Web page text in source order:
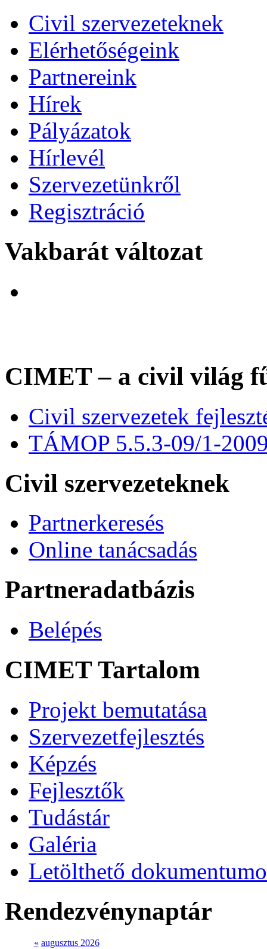
Civil szervezeteknek
Elérhetőségeink
Partnereink
Hírek
Pályázatok
Hírlevél
Szervezetünkről
Regisztráció
Vakbarát változat
CIMET – a civil világ
Civil szervezetek
TÁMOP 5.5.3-09/1-
Civil szervezeteknek
Partnerkeresés
Online tanácsadás
Partneradatbázis
Belépés
CIMET Tartalom
Projekt bemutatása
Szervezetfejlesztés
Képzés
Fejlesztők
Tudástár
Galéria
Letölthető
Rendezvénynaptár
« augusztus 2026